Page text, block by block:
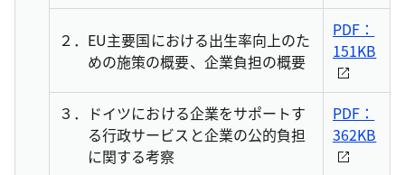
２． EU主要国における出生率向上のた
めの施策の概要、企業負担の概要
PDF：
151KB
３．
ドイツにおける企業をサポートす
る行政サービスと企業の公的負担
に関する考察
PDF：
362KB